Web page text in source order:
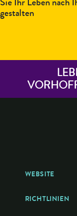
gestalten
WEBSITE
RICHTLINIEN